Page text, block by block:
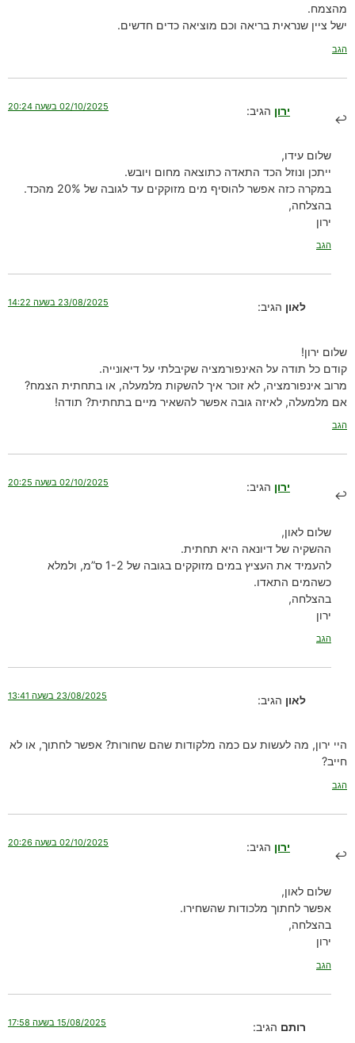
מהצמח.
ישל ציין שנראית בריאה וכם מוציאה כדים חדשים.
הגב
ירון הגיב: 02/10/2025 בשעה 20:24
שלום עידו,
ייתכן ונוזל הכד התאדה כתוצאה מחום ויובש.
במקרה כזה אפשר להוסיף מים מזוקקים עד לגובה של 20% מהכד.
בהצלחה,
ירון
הגב
לאון הגיב: 23/08/2025 בשעה 14:22
שלום ירון!
קודם כל תודה על האינפורמציה שקיבלתי על דיאונייה.
מרוב אינפורמציה, לא זוכר איך להשקות מלמעלה, או בתחתית הצמח?
אם מלמעלה, לאיזה גובה אפשר להשאיר מיים בתחתית? תודה!
הגב
ירון הגיב: 02/10/2025 בשעה 20:25
שלום לאון,
ההשקיה של דיונאה היא תחתית.
להעמיד את העציץ במים מזוקקים בגובה של 1-2 ס”מ, ולמלא
כשהמים התאדו.
בהצלחה,
ירון
הגב
לאון הגיב: 23/08/2025 בשעה 13:41
היי ירון, מה לעשות עם כמה מלקודות שהם שחורות? אפשר לחתוך, או לא
חייב?
הגב
ירון הגיב: 02/10/2025 בשעה 20:26
שלום לאון,
אפשר לחתוך מלכודות שהשחירו.
בהצלחה,
ירון
הגב
רותם הגיב: 15/08/2025 בשעה 17:58